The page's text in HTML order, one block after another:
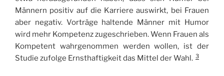
Männern positiv auf die Karriere auswirkt, bei Frauen
aber negativ. Vorträge haltende Männer mit Humor
wird mehr Kompetenz zugeschrieben. Wenn Frauen als
Kompetent wahrgenommen werden wollen, ist der
Studie zufolge Ernsthaftigkeit das Mittel der Wahl. 3